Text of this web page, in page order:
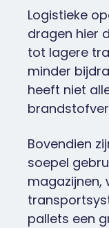
Logistieke
dragen hier
tot lagere
minder
heeft niet
Bovendien
soepel
pallets een